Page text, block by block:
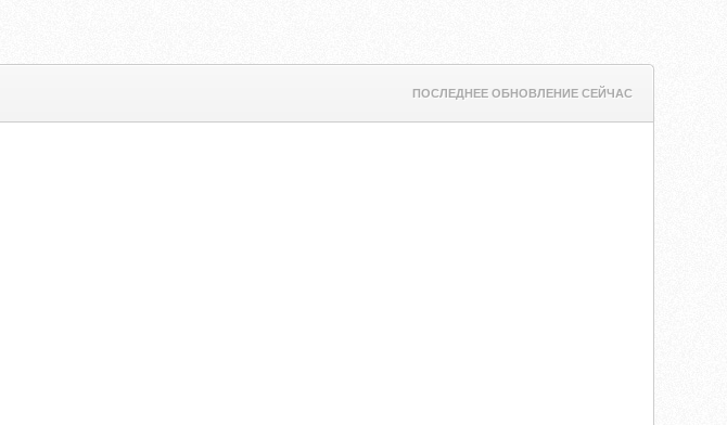
ПОСЛЕДНЕЕ ОБНОВЛЕНИЕ СЕЙЧАС